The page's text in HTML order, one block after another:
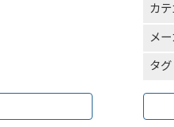
カ
メ
タグ